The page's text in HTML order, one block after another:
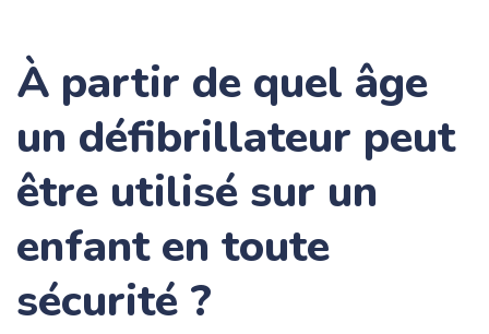
À partir de quel âge
un défibrillateur peut
être utilisé sur un
enfant en toute
sécurité ?